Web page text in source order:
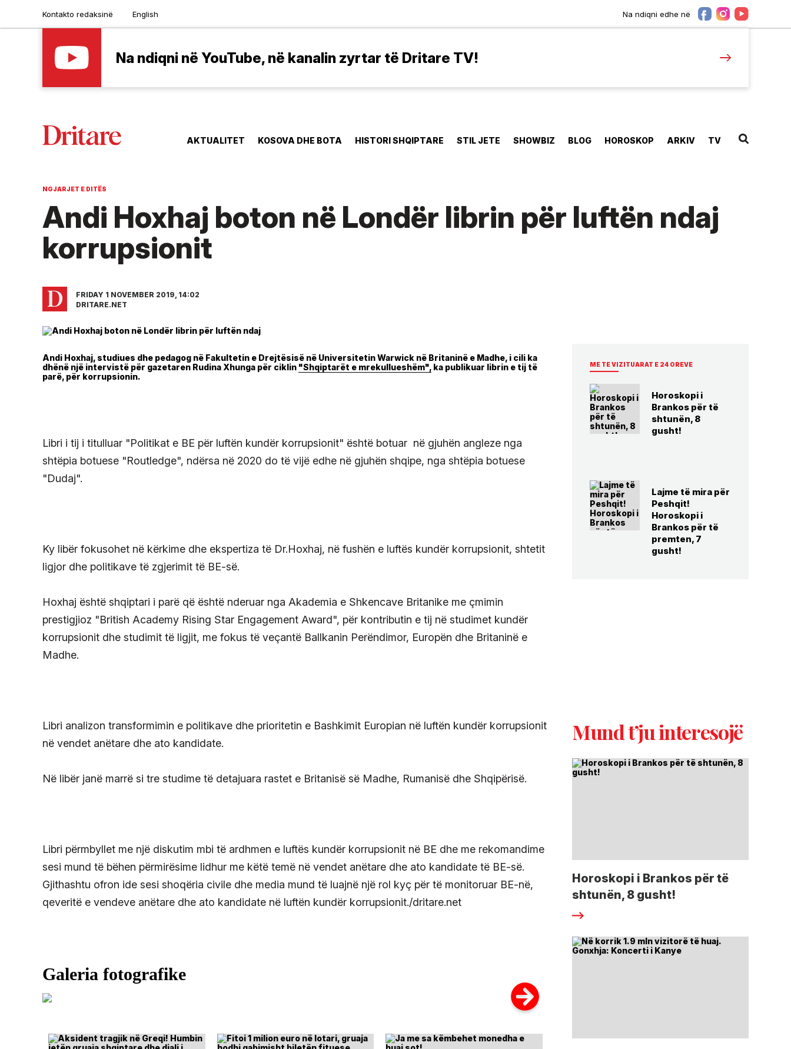
Kontakto redaksinë English Na ndiqni edhe në
Na ndiqni në YouTube, në kanalin zyrtar të Dritare TV!
AKTUALITET KOSOVA DHE BOTA HISTORI SHQIPTARE STIL JETE SHOWBIZ BLOG HOROSKOP ARKIV TV
NGJARJET E DITËS
Andi Hoxhaj boton në Londër librin për luftën ndaj
korrupsionit
FRIDAY 1 NOVEMBER 2019, 14:02
DRITARE.NET
Andi Hoxhaj, studiues dhe pedagog në Fakultetin e Drejtësisë në Universitetin Warwick në Britaninë e Madhe, i cili ka
dhënë një intervistë për gazetaren Rudina Xhunga për ciklin "Shqiptarët e mrekullueshëm", ka publikuar librin e tij të
parë, për korrupsionin.
Libri i tij i titulluar "Politikat e BE për luftën kundër korrupsionit" është botuar në gjuhën angleze nga
shtëpia botuese "Routledge", ndërsa në 2020 do të vijë edhe në gjuhën shqipe, nga shtëpia botuese
"Dudaj".
Ky libër fokusohet në kërkime dhe ekspertiza të Dr.Hoxhaj, në fushën e luftës kundër korrupsionit, shtetit
ligjor dhe politikave të zgjerimit të BE-së.
Hoxhaj është shqiptari i parë që është nderuar nga Akademia e Shkencave Britanike me çmimin
prestigjioz "British Academy Rising Star Engagement Award", për kontributin e tij në studimet kundër
korrupsionit dhe studimit të ligjit, me fokus të veçantë Ballkanin Perëndimor, Europën dhe Britaninë e
Madhe.
Libri analizon transformimin e politikave dhe prioritetin e Bashkimit Europian në luftën kundër korrupsionit
në vendet anëtare dhe ato kandidate.
Në libër janë marrë si tre studime të detajuara rastet e Britanisë së Madhe, Rumanisë dhe Shqipërisë.
Libri përmbyllet me një diskutim mbi të ardhmen e luftës kundër korrupsionit në BE dhe me rekomandime
sesi mund të bëhen përmirësime lidhur me këtë temë në vendet anëtare dhe ato kandidate të BE-së.
Gjithashtu ofron ide sesi shoqëria civile dhe media mund të luajnë një rol kyç për të monitoruar BE-në,
qeveritë e vendeve anëtare dhe ato kandidate në luftën kundër korrupsionit./dritare.net
ME TE VIZITUARAT E 24 OREVE
Horoskopi i
Brankos për të
shtunën, 8
gusht!
Lajme të mira për
Peshqit!
Horoskopi i
Brankos për të
premten, 7
gusht!
Mund t’ju interesojë
Horoskopi i Brankos për të
shtunën, 8 gusht!